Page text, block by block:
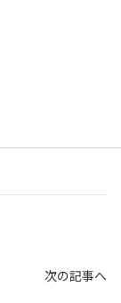
次の記事へ